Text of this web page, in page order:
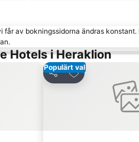
får av bokningssidorna ändras
Hotels i Heraklion
Populärt val
Dela
Lägg till i Mina